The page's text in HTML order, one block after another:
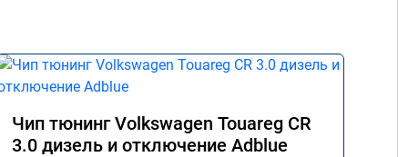
Чип тюнинг Volkswagen Touareg CR
3.0 дизель и отключение Adblue